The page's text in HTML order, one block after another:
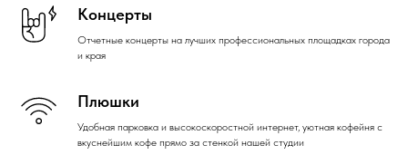
Концерты
Отчетные концерты на лучших профессиональных площадках города
и края
Плюшки
Удобная парковка и высокоскоростной интернет, уютная кофейня с
вкуснейшим кофе прямо за стенкой нашей студии